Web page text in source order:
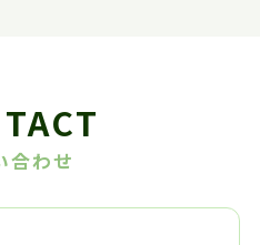
合わせ